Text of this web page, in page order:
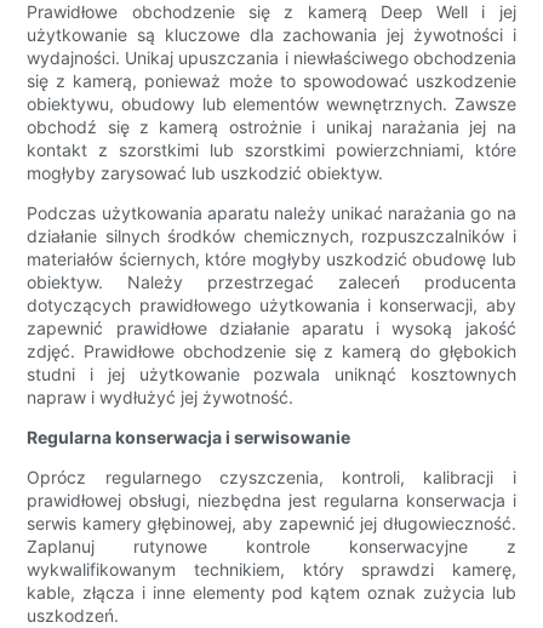
Prawidłowe obchodzenie się z kamerą Deep Well i jej
użytkowanie są kluczowe dla zachowania jej żywotności i
wydajności. Unikaj upuszczania i niewłaściwego obchodzenia
się z kamerą, ponieważ może to spowodować uszkodzenie
obiektywu, obudowy lub elementów wewnętrznych. Zawsze
obchodź się z kamerą ostrożnie i unikaj narażania jej na
kontakt z szorstkimi lub szorstkimi powierzchniami, które
mogłyby zarysować lub uszkodzić obiektyw.
Podczas użytkowania aparatu należy unikać narażania go na
działanie silnych środków chemicznych, rozpuszczalników i
materiałów ściernych, które mogłyby uszkodzić obudowę lub
obiektyw. Należy przestrzegać zaleceń producenta
dotyczących prawidłowego użytkowania i konserwacji, aby
zapewnić prawidłowe działanie aparatu i wysoką jakość
zdjęć. Prawidłowe obchodzenie się z kamerą do głębokich
studni i jej użytkowanie pozwala uniknąć kosztownych
napraw i wydłużyć jej żywotność.
Regularna konserwacja i serwisowanie
Oprócz regularnego czyszczenia, kontroli, kalibracji i
prawidłowej obsługi, niezbędna jest regularna konserwacja i
serwis kamery głębinowej, aby zapewnić jej długowieczność.
Zaplanuj rutynowe kontrole konserwacyjne z
wykwalifikowanym technikiem, który sprawdzi kamerę,
kable, złącza i inne elementy pod kątem oznak zużycia lub
uszkodzeń.